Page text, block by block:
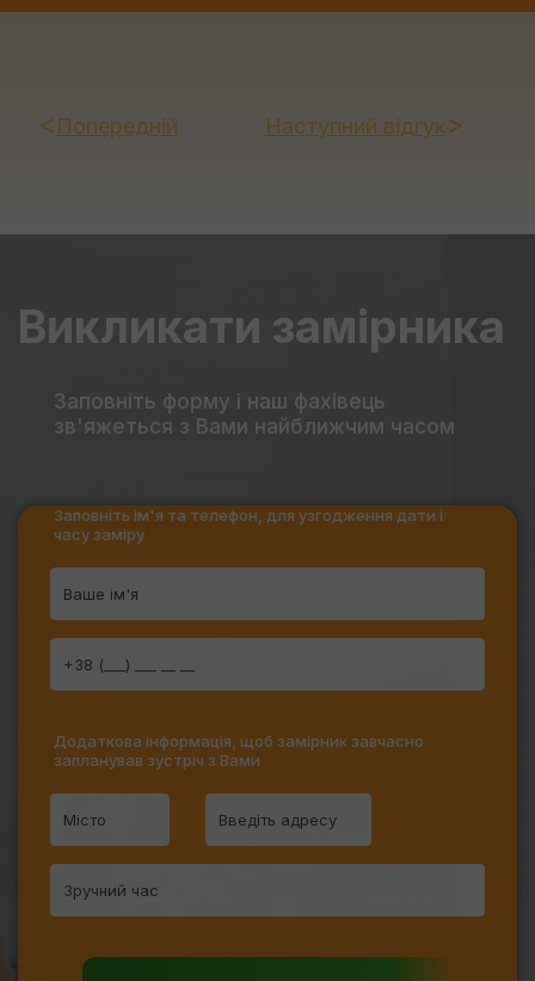
Попередній Наступний відгук
Викликати замірника
Заповніть форму і наш фахівець
зв'яжеться з Вами найближчим часом
Заповніть ім'я та телефон, для узгодження дати і
часу заміру
Додаткова інформація, щоб замірник завчасно
запланував зустріч з Вами